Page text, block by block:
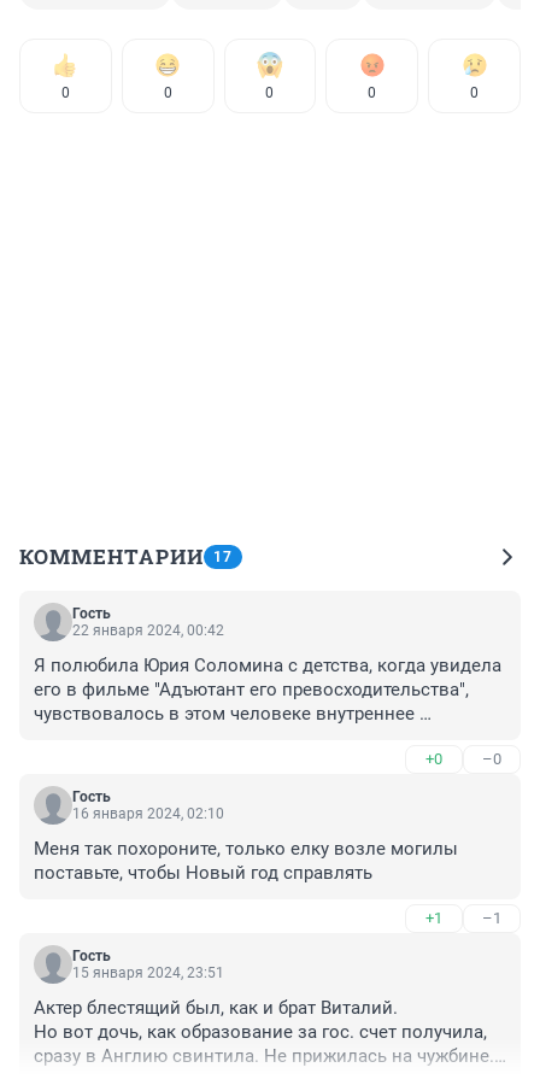
0 0 0 0 0
КОММЕНТАРИИ 17
Гость
22 января 2024, 00:42
Я полюбила Юрия Соломина с детства, когда увидела
его в фильме "Адъютант его превосходительства",
чувствовалось в этом человеке внутреннее
последних дней он был верен своему театру, не
позволял всяким горе- режиссёрам опошлять
театральные постановки, переделывая их под всякие
Так жаль, что он ушёл, душа плачет! Я бы хотела,
чтобы он был всегда, но, к сожалению, люди
+0 –0
Гость
16 января 2024, 02:10
Меня так похороните, только елку возле могилы
поставьте, чтобы Новый год справлять
+1 –1
Гость
15 января 2024, 23:51
Актер блестящий был, как и брат Виталий.
Но вот дочь, как образование за гос. счет получила,
сразу в Англию свинтила. Не прижилась на чужбине.